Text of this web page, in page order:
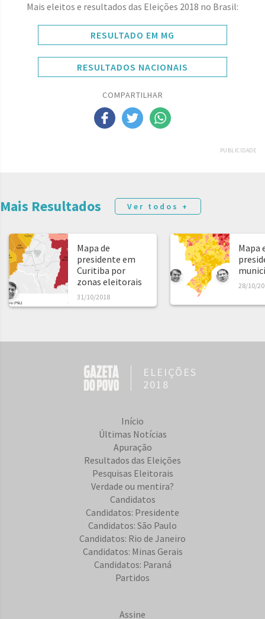
Mais eleitos e resultados das Eleições 2018 no Brasil:
RESULTADO EM MG
RESULTADOS NACIONAIS
COMPARTILHAR
PUBLICIDADE
Mais Resultados Ver todos +
Mapa de
presidente em
Curitiba por
zonas eleitorais
31/10/2018
Mapa
28/10/
ELEIÇÕES
2018
Início
Últimas Notícias
Apuração
Resultados das Eleições
Pesquisas Eleitorais
Verdade ou mentira?
Candidatos
Candidatos: Presidente
Candidatos: São Paulo
Candidatos: Rio de Janeiro
Candidatos: Minas Gerais
Candidatos: Paraná
Partidos
Assine